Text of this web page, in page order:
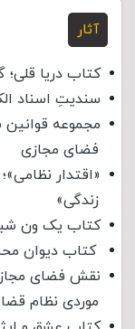
آثار
کتاب دریا
سندیتِ اسناد
مجموعه قوانین
فضای مجازی
«اقتدار
زندگی»
کتاب یک ون
کتاب دیوان
نقش فضای
موردی نظام